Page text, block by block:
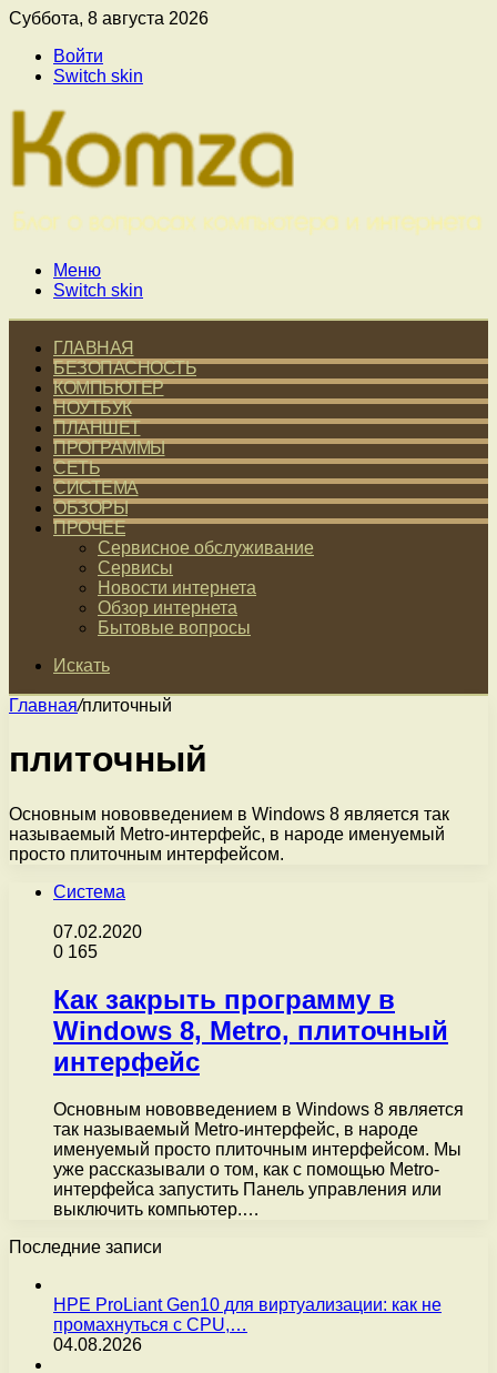
Суббота, 8 августа 2026
Войти
Switch skin
Меню
Switch skin
ГЛАВНАЯ
БЕЗОПАСНОСТЬ
КОМПЬЮТЕР
НОУТБУК
ПЛАНШЕТ
ПРОГРАММЫ
СЕТЬ
СИСТЕМА
ОБЗОРЫ
ПРОЧЕЕ
Сервисное обслуживание
Сервисы
Новости интернета
Обзор интернета
Бытовые вопросы
Искать
Главная/плиточный
плиточный
Основным нововведением в Windows 8 является так
называемый Metro-интерфейс, в народе именуемый
просто плиточным интерфейсом.
Система
07.02.2020
0 165
Как закрыть программу в
Windows 8, Metro, плиточный
интерфейс
Основным нововведением в Windows 8 является
так называемый Metro-интерфейс, в народе
именуемый просто плиточным интерфейсом. Мы
уже рассказывали о том, как с помощью Metro-
интерфейса запустить Панель управления или
выключить компьютер.…
Последние записи
HPE ProLiant Gen10 для виртуализации: как не
промахнуться с CPU,…
04.08.2026